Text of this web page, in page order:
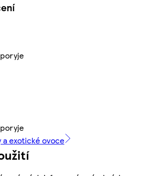
a exotické ovoce